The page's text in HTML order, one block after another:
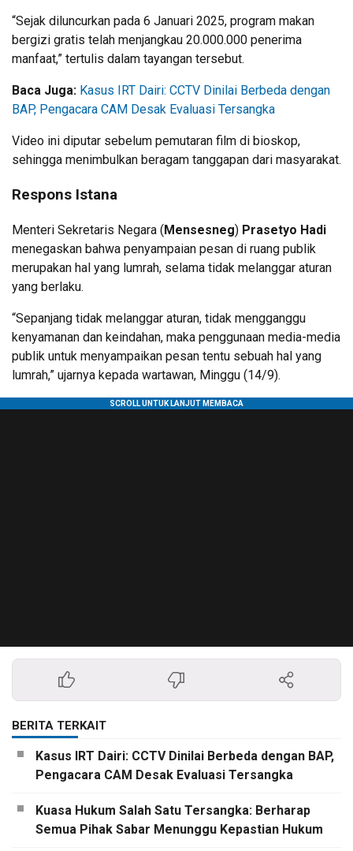
“Sejak diluncurkan pada 6 Januari 2025, program makan
bergizi gratis telah menjangkau 20.000.000 penerima
manfaat,” tertulis dalam tayangan tersebut.
Baca Juga: Kasus IRT Dairi: CCTV Dinilai Berbeda dengan
BAP, Pengacara CAM Desak Evaluasi Tersangka
Video ini diputar sebelum pemutaran film di bioskop,
sehingga menimbulkan beragam tanggapan dari masyarakat.
Respons Istana
Menteri Sekretaris Negara (Mensesneg) Prasetyo Hadi
menegaskan bahwa penyampaian pesan di ruang publik
merupakan hal yang lumrah, selama tidak melanggar aturan
yang berlaku.
“Sepanjang tidak melanggar aturan, tidak mengganggu
kenyamanan dan keindahan, maka penggunaan media-media
publik untuk menyampaikan pesan tentu sebuah hal yang
lumrah,” ujarnya kepada wartawan, Minggu (14/9).
BERITA TERKAIT
Kasus IRT Dairi: CCTV Dinilai Berbeda dengan BAP,
Pengacara CAM Desak Evaluasi Tersangka
Kuasa Hukum Salah Satu Tersangka: Berharap
Semua Pihak Sabar Menunggu Kepastian Hukum